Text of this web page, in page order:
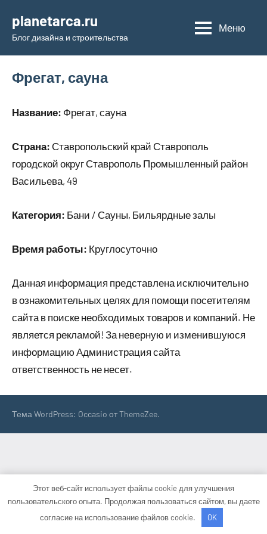
содержимому
planetarca.ru
Блог дизайна и строительства
Меню
Фрегат, сауна
Название: Фрегат, сауна
Страна: Ставропольский край Ставрополь
городской округ Ставрополь Промышленный район
Васильева, 49
Категория: Бани / Сауны, Бильярдные залы
Время работы: Круглосуточно
Данная информация представлена исключительно
в ознакомительных целях для помощи посетителям
сайта в поиске необходимых товаров и компаний. Не
является рекламой! За неверную и изменившуюся
информацию Администрация сайта
ответственность не несет.
Тема WordPress: Occasio от ThemeZee.
Этот веб-сайт использует файлы cookie для улучшения
пользовательского опыта. Продолжая пользоваться сайтом, вы даете
согласие на использование файлов cookie.
OK